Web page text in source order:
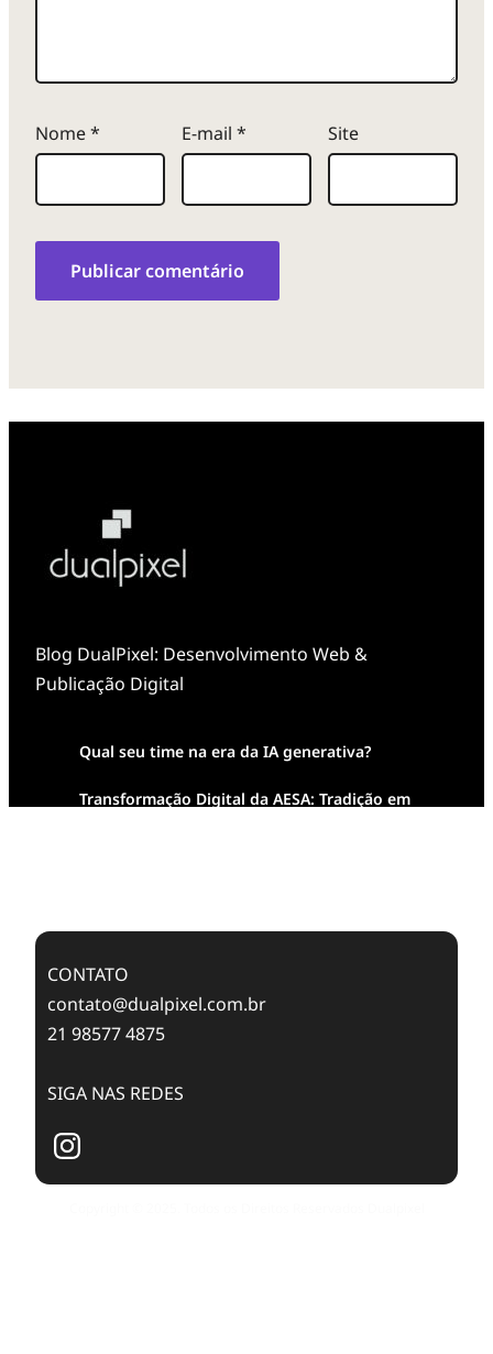
Nome* E-mail * Site
Blog DualPixel: Desenvolvimento Web &
Publicação Digital
Qual seu time na era da IA generativa?
Transformação Digital da AESA: Tradição em
CONTATO
contato@dualpixel.com.br
21 98577 4875
SIGA NAS REDES